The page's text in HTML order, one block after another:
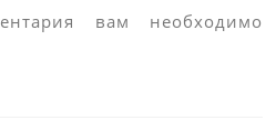
вам необходимо